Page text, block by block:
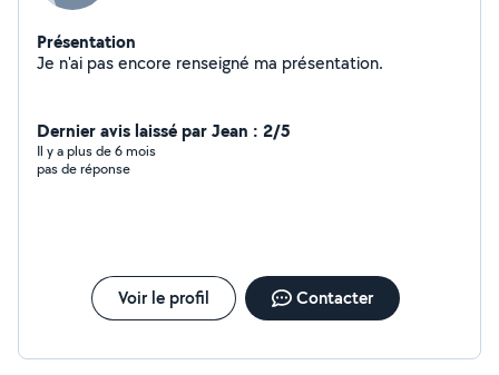
Présentation
Je n'ai pas encore renseigné ma présentation.
Dernier avis laissé par Jean : 2/5
Il y a plus de 6 mois
pas de réponse
Voir le profil Contacter